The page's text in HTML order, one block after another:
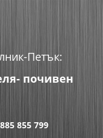
Петък:
почивен
855 799